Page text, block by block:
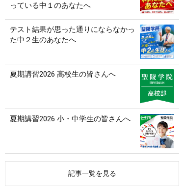
っている中１のあなたへ
テスト結果が思った通りにならなかっ
た中２生のあなたへ
夏期講習2026 高校生の皆さんへ
夏期講習2026 小・中学生の皆さんへ
記事一覧を見る